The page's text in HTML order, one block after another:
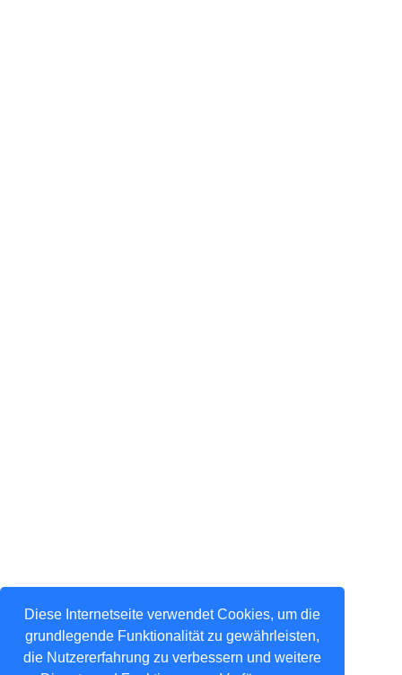
Diese Internetseite verwendet Cookies, um die
grundlegende Funktionalität zu gewährleisten,
die Nutzererfahrung zu verbessern und weitere